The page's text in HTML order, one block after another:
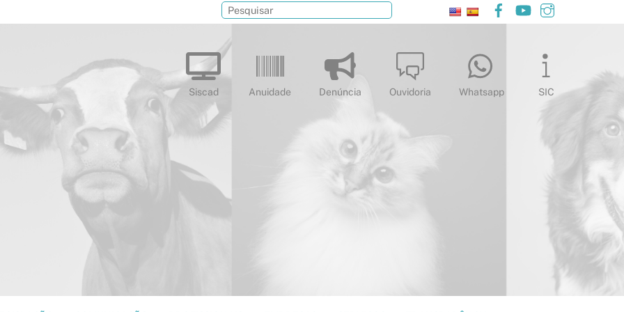
Facebook
YouTube
Siscad Anuidade Denúncia Ouvidoria Whatsapp SIC